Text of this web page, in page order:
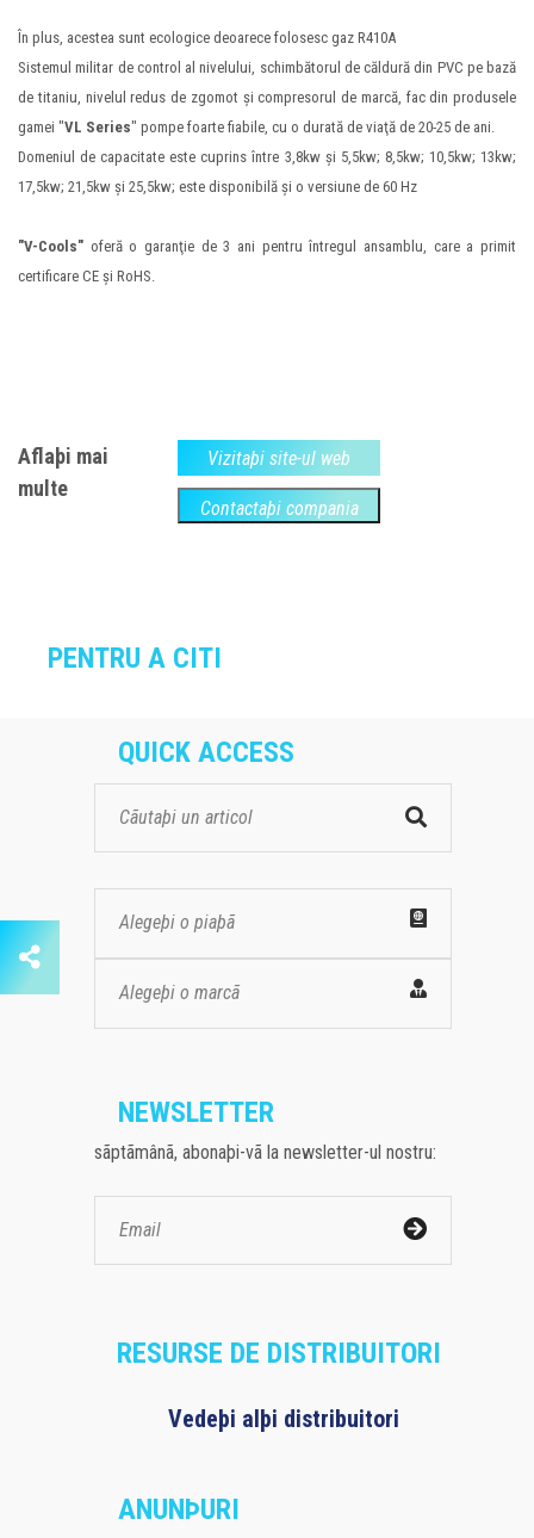
În plus, acestea sunt ecologice deoarece folosesc gaz R410A
Sistemul militar de control al nivelului, schimbătorul de căldură din PVC pe bază
de titaniu, nivelul redus de zgomot şi compresorul de marcă, fac din produsele
gamei "VL Series" pompe foarte fiabile, cu o durată de viaţă de 20-25 de ani.
Domeniul de capacitate este cuprins între 3,8kw şi 5,5kw; 8,5kw; 10,5kw; 13kw;
17,5kw; 21,5kw şi 25,5kw; este disponibilă şi o versiune de 60 Hz
"V-Cools" oferă o garanţie de 3 ani pentru întregul ansamblu, care a primit
certificare CE şi RoHS.
Aflaþi mai
multe
Vizitaþi site-ul web
Contactaþi compania
PENTRU A CITI
QUICK ACCESS
Alegeþi o piaþã
Alegeþi o marcã
NEWSLETTER
sãptãmânã, abonaþi-vã la newsletter-ul nostru:
RESURSE DE DISTRIBUITORI
Vedeþi alþi distribuitori
ANUNÞURI